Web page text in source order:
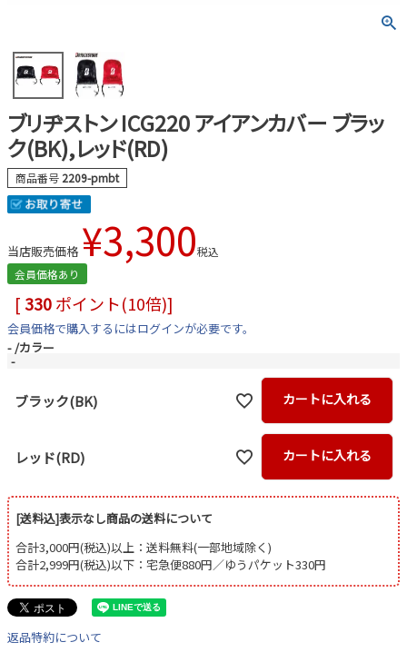
ブリヂストン ICG220 アイアンカバー ブラッ
ク(BK),レッド(RD)
商品番号 2209-pmbt
当店販売価格 ¥3,300税込
会員価格あり
[330ポイント(10倍)]
会員価格で購入するにはログインが必要です。
- カラー
-
ブラック(BK) カートに入れる
レッド(RD) カートに入れる
[送料込]表示なし商品の送料について
合計3,000円(税込)以上：送料無料(一部地域除く)
合計2,999円(税込)以下：宅急便880円／ゆうパケット330円
返品特約について